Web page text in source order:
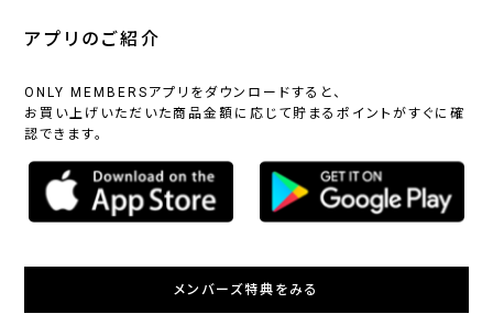
アプリのご紹介
ONLY MEMBERSアプリをダウンロードすると、
お買い上げいただいた商品金額に応じて貯まるポイントがすぐに確
認できます。
メンバーズ特典をみる